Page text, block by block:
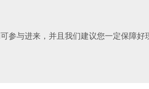
参与进来，并且我们建议您一定保障好